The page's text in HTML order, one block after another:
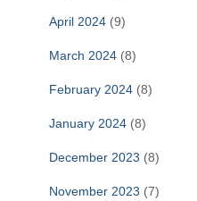
April 2024 (9)
March 2024 (8)
February 2024 (8)
January 2024 (8)
December 2023 (8)
November 2023 (7)